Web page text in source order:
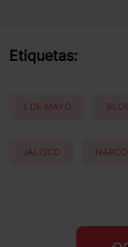
Etiquetas:
1 DE MAYO
JALISCO